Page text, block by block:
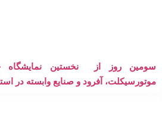
سومین روز از نخستین نمایشگاه
موتورسیکلت، آفرود و صنایع وابسته در